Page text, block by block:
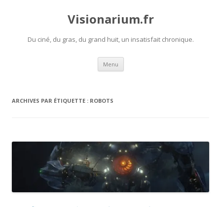
Visionarium.fr
Du ciné, du gras, du grand huit, un insatisfait chronique.
Menu Aller
contenu
ARCHIVES PAR ÉTIQUETTE : ROBOTS